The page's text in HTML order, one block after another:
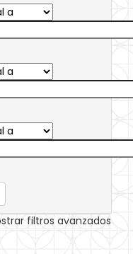
filtros avanzados